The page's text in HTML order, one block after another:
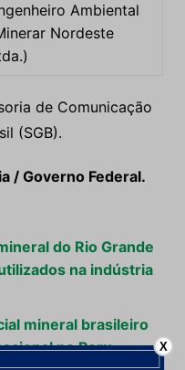
Ambiental
Nordeste
de Comunicação
(SGB).
/ Governo Federal.
do Rio Grande
na indústria
mineral brasileiro
no Peru
X